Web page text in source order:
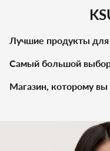
Лучшие продукты
Самый большой
Магазин, которому